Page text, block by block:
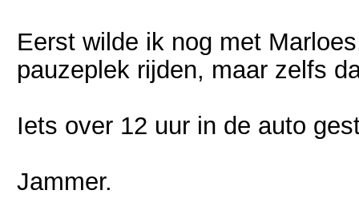
Eerst wilde ik nog met
pauzeplek rijden, maar zelfs
Iets over 12 uur in de auto
Jammer.